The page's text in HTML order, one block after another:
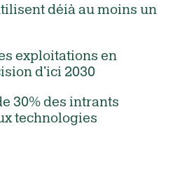
déià au moins un
exploitations en
d'ici 2030
30% des intrants
technologies